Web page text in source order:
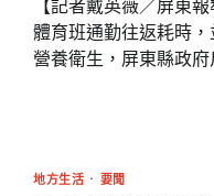
體育班通勤往返耗時
營養衛生，屏東縣政
地方生活 要聞